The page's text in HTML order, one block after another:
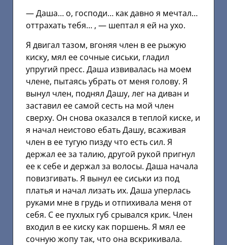
— Даша… о, господи… как давно я мечтал…
оттрахать тебя… , — шептал я ей на ухо.
Я двигал тазом, вгоняя член в ее рыжую
киску, мял ее сочные сиськи, гладил
упругий пресс. Даша извивалась на моем
члене, пытаясь убрать от меня голову. Я
вынул член, поднял Дашу, лег на диван и
заставил ее самой сесть на мой член
сверху. Он снова оказался в теплой киске, и
я начал неистово ебать Дашу, всаживая
член в ее тугую пизду что есть сил. Я
держал ее за талию, другой рукой пригнул
ее к себе и держал за волосы. Даша начала
повизгивать. Я вынул ее сиськи из под
платья и начал лизать их. Даша уперлась
руками мне в грудь и отпихивала меня от
себя. С ее пухлых губ срывался крик. Член
входил в ее киску как поршень. Я мял ее
сочную жопу так, что она вскрикивала.